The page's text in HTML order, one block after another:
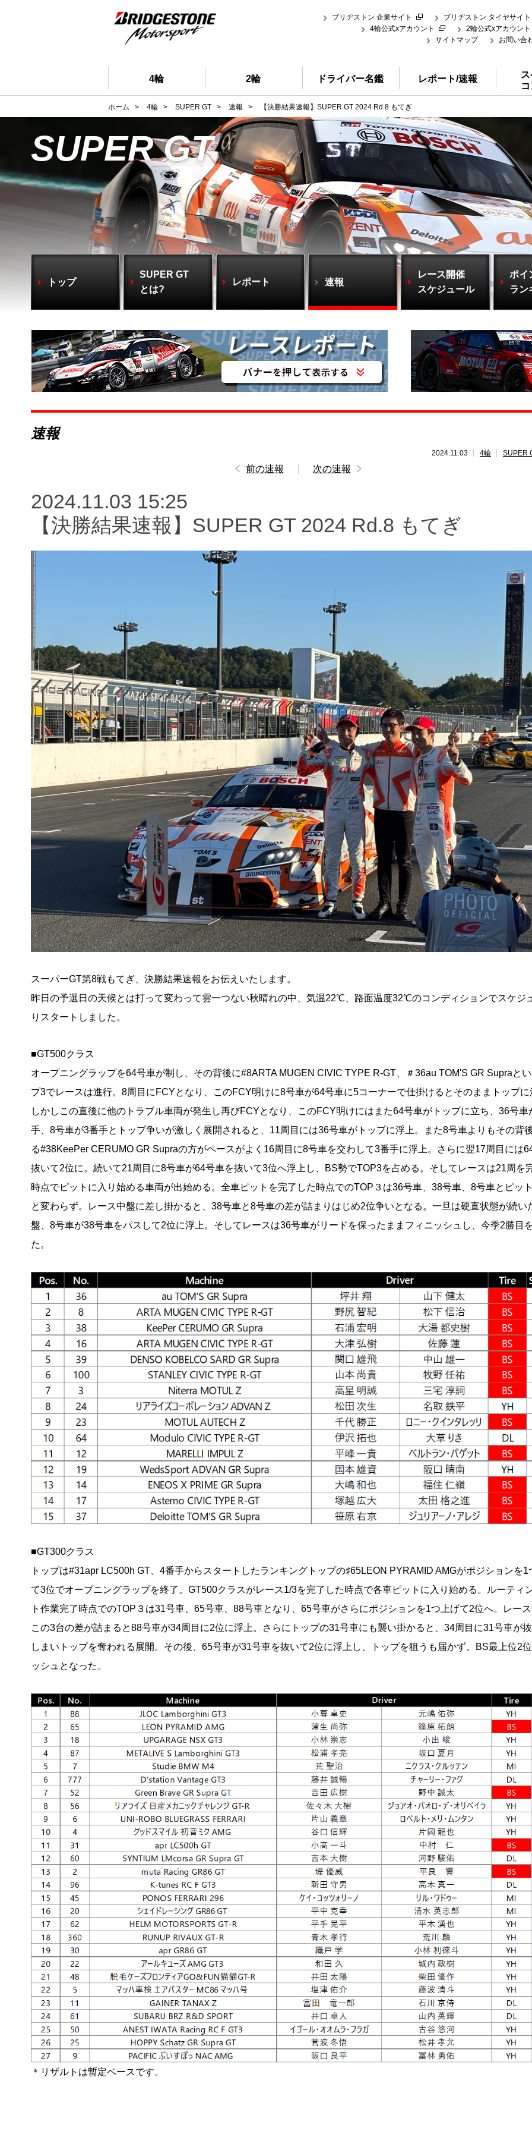
ブリヂストン 企業サイト
ブリヂストン タイヤサイト
4輪公式xアカウント
2輪公式xアカウント
サイトマップ
お問い合
4輪 2輪 ドライバー名鑑 レポート/速報
ホーム > 4輪 > SUPER GT > 速報 > 【決勝結果速報】SUPER GT 2024 Rd.8 もてぎ
SUPER GT
トップ
SUPER GT
とは?
レポート 速報
レース開催
スケジュール
ポイ
ラン
速報
2024.11.03 4輪 SUPER
前の速報 次の速報
2024.11.03 15:25
【決勝結果速報】SUPER GT 2024 Rd.8 もてぎ
スーパーGT第8戦もてぎ、決勝結果速報をお伝えいたします。
昨日の予選日の天候とは打って変わって雲一つない秋晴れの中、気温22℃、路面温度32℃のコンディションでスケジ
りスタートしました。
■GT500クラス
オープニングラップを64号車が制し、その背後に#8ARTA MUGEN CIVIC TYPE R-GT、＃36au TOM'S GR Supraと
プ3でレースは進行。8周目にFCYとなり、このFCY明けに8号車が64号車に5コーナーで仕掛けるとそのままトップに
しかしこの直後に他のトラブル車両が発生し再びFCYとなり、このFCY明けにはまた64号車がトップに立ち、36号車
手、8号車が3番手とトップ争いが激しく展開されると、11周目には36号車がトップに浮上。また8号車よりもその背
る#38KeePer CERUMO GR Supraの方がペースがよく16周目に8号車を交わして3番手に浮上。さらに翌17周目には
抜いて2位に。続いて21周目に8号車が64号車を抜いて3位へ浮上し、BS勢でTOP3を占める。そしてレースは21周を
時点でピットに入り始める車両が出始める。全車ピットを完了した時点でのTOP３は36号車、38号車、8号車とピッ
と変わらず。レース中盤に差し掛かると、38号車と8号車の差が詰まりはじめ2位争いとなる。一旦は硬直状態が続い
盤、8号車が38号車をパスして2位に浮上。そしてレースは36号車がリードを保ったままフィニッシュし、今季2勝目
た。
■GT300クラス
トップは#31apr LC500h GT、4番手からスタートしたランキングトップの♯65LEON PYRAMID AMGがポジションを1
て3位でオープニングラップを終了。GT500クラスがレース1/3を完了した時点で各車ピットに入り始める。ルーティ
ト作業完了時点でのTOP３は31号車、65号車、88号車となり、65号車がさらにポジションを1つ上げて2位へ。レー
この3台の差が詰まると88号車が34周目に2位に浮上。さらにトップの31号車にも襲い掛かると、34周目に31号車が
しまいトップを奪われる展開。その後、65号車が31号車を抜いて2位に浮上し、トップを狙うも届かず。BS最上位2
ッシュとなった。
＊リザルトは暫定ベースです。